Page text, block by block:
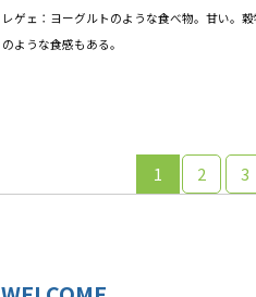
レゲェ：ヨーグルトのような食べ物。甘い。
のような食感もある。
1 2 3